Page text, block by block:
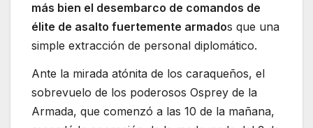
más bien el desembarco de comandos de
élite de asalto fuertemente armados que una
simple extracción de personal diplomático.
Ante la mirada atónita de los caraqueños, el
sobrevuelo de los poderosos Osprey de la
Armada, que comenzó a las 10 de la mañana,